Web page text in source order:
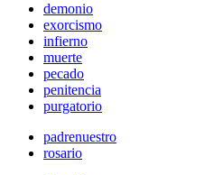
demonio
exorcismo
infierno
muerte
pecado
penitencia
purgatorio
padrenuestro
rosario